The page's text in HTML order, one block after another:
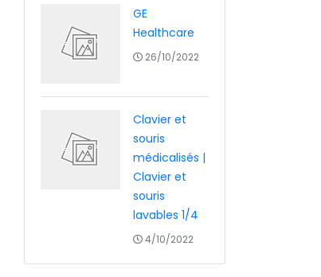
GE
Healthcare
26/10/2022
Clavier et
souris
médicalisés |
Clavier et
souris
lavables 1/4
4/10/2022